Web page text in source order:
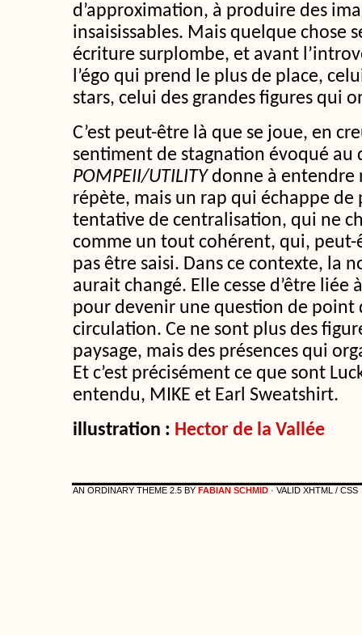
d’approximation, à produire des
insaisissables. Mais quelque chose
écriture surplombe, et avant
l’égo qui prend le plus de place,
stars, celui des grandes figures qui
C’est peut-être là que se joue, en
sentiment de stagnation évoqué au
POMPEII/UTILITYdonne à entendre
répète, mais un rap qui échappe de
tentative de centralisation, qui ne
comme un tout cohérent, qui,
pas être saisi. Dans ce contexte, la
aurait changé. Elle cesse d’être
pour devenir une question de point
circulation. Ce ne sont plus des
paysage, mais des présences qui
Et c’est précisément ce que sont
entendu, MIKE et Earl Sweatshirt.
illustration : Hector de la Vallée
AN ORDINARY THEME 2.5 BY FABIAN SCHMID · VALID XHTML / CSS